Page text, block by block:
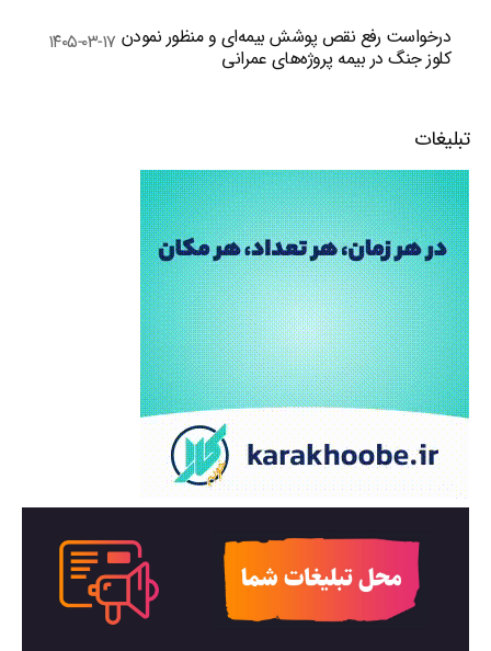
درخواست رفع نقص پوشش بیمه‌ای و منظور نمودن
کلوز جنگ در بیمه پروژه‌های عمرانی
۱۴۰۵-۰۳-۱۷
تبلیغات